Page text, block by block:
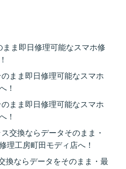
ま即日修理可能なスマホ修
まま即日修理可能なスマホ
！
まま即日修理可能なスマホ
！
交換ならデータそのまま・
理工房町田モディ店へ！
換ならデータをそのまま・最